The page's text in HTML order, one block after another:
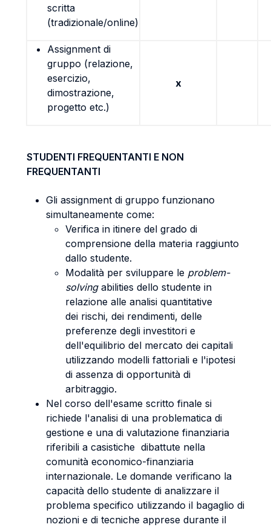
scritta
(tradizionale/online)
Assignment di
gruppo (relazione,
esercizio,
dimostrazione,
progetto etc.)
x
STUDENTI FREQUENTANTI E NON
FREQUENTANTI
Gli assignment di gruppo funzionano
simultaneamente come:
Verifica in itinere del grado di
comprensione della materia raggiunto
dallo studente.
Modalità per sviluppare le problem-
solvingabilities dello studente in
relazione alle analisi quantitative
dei rischi, dei rendimenti, delle
preferenze degli investitori e
dell'equilibrio del mercato dei capitali
utilizzando modelli fattoriali e l'ipotesi
di assenza di opportunità di
arbitraggio.
Nel corso dell'esame scritto finale si
richiede l'analisi di una problematica di
gestione e una di valutazione finanziaria
riferibili a casistiche dibattute nella
comunità economico-finanziaria
internazionale. Le domande verificano la
capacità dello studente di analizzare il
problema specifico utilizzando il bagaglio di
nozioni e di tecniche apprese durante il